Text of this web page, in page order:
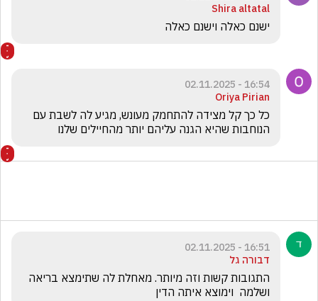
Shira altatal
ישנם כאלה וישנם כאלה
16:54 - 02.11.2025
Oriya Pirian
הנוחבות שהיא הגנה עליהם יותר מהחיילים שלנו
16:51 - 02.11.2025
דבורה גל
ושלמה  וימוצא איתה הדין